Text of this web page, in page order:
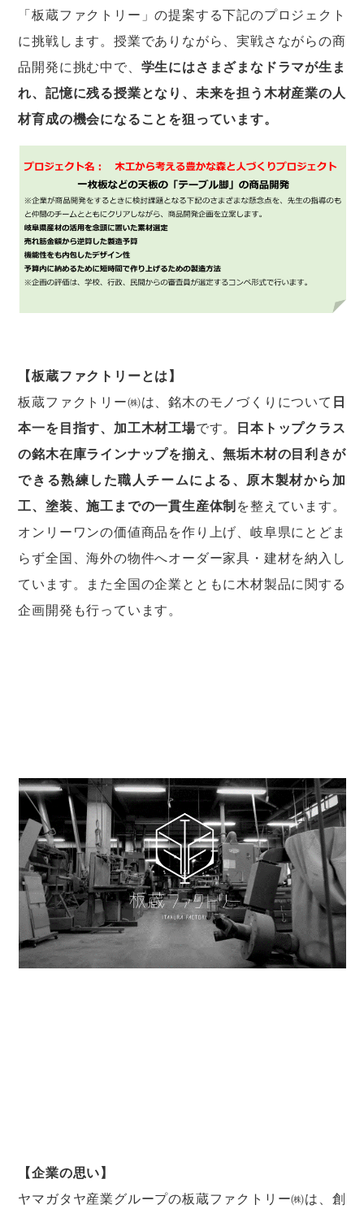
「板蔵ファクトリー」の提案する下記のプロジェクト
に挑戦します。授業でありながら、実戦さながらの商
品開発に挑む中で、 学生にはさまざまなドラマが生ま
れ、記憶に残る授業となり、未来を担う木材産業の人
材育成の機会になることを狙っています。
【板蔵ファクトリーとは】
板蔵ファクトリー㈱は、銘木のモノづくりについて 日
本一を目指す、加工木材工場です。
日本トップクラス
の銘木在庫ラインナップを揃え、無垢木材の目利きが
できる熟練した職人チームによる、原木製材から加
工、塗装、施工までの一貫生産体制 を整えています。
オンリーワンの価値商品を作り上げ、岐阜県にとどま
らず全国、海外の物件へオーダー家具・建材を納入し
ています。また全国の企業とともに木材製品に関する
企画開発も行っています。
【企業の思い】
ヤマガタヤ産業グループの板蔵ファクトリー㈱は、創